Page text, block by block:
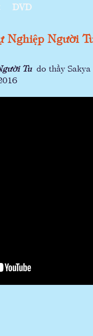
DVD
Nghiệp Người
Tudo thầy Sakya